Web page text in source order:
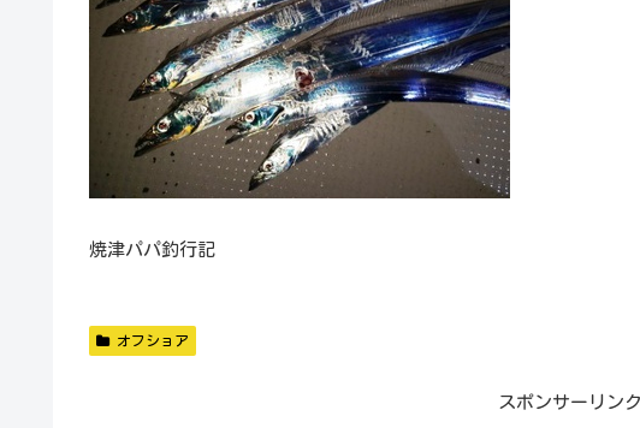
焼津パパ釣行記
オフショア
スポンサーリンク